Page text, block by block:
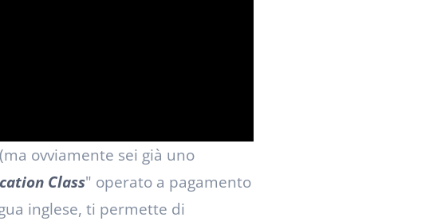
(ma ovviamente sei già uno
Class" operato a pagamento
inglese, ti permette di